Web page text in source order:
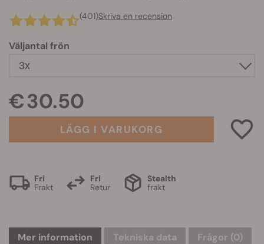
(401)Skriva en recension
Väljantal frön
€ 30.50
LÄGG I VARUKORG
Fri
Frakt
Fri
Retur
Stealth
frakt
Mer information Tekniska data Frågor (0)